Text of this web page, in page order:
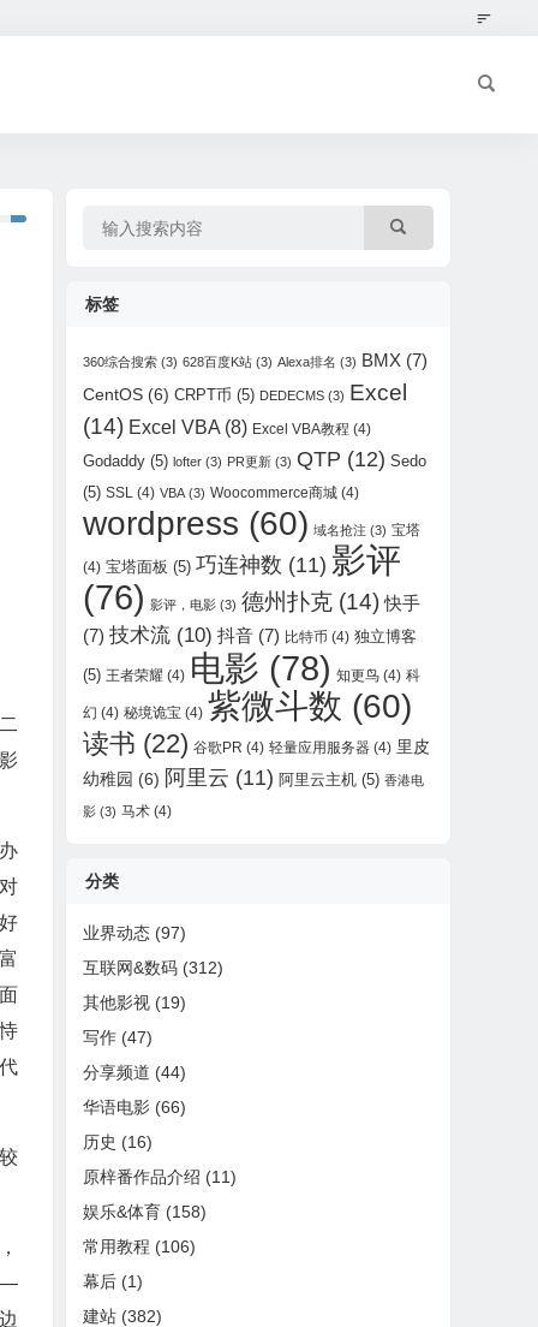
标签
360综合搜索 (3) 628百度K站 (3) Alexa排名 (3) BMX (7)
CentOS (6) CRPT币 (5) DEDECMS (3) Excel
(14) Excel VBA (8) Excel VBA教程 (4)
Godaddy (5) lofter (3) PR更新 (3) QTP (12) Sedo
(5) SSL (4) VBA (3) Woocommerce商城 (4)
wordpress (60) 域名抢注 (3) 宝塔
(4) 宝塔面板 (5) 巧连神数 (11) 影评
(76) 影评，电影 (3) 德州扑克 (14) 快手
(7) 技术流 (10) 抖音 (7) 比特币 (4) 独立博客
(5) 王者荣耀 (4) 电影 (78) 知更鸟 (4) 科
幻 (4) 秘境诡宝 (4) 紫微斗数 (60)
读书 (22) 谷歌PR (4) 轻量应用服务器 (4) 里皮
幼稚园 (6) 阿里云 (11) 阿里云主机 (5) 香港电
影 (3) 马术 (4)
分类
业界动态 (97)
互联网&数码 (312)
其他影视 (19)
写作 (47)
分享频道 (44)
华语电影 (66)
历史 (16)
原梓番作品介绍 (11)
娱乐&体育 (158)
常用教程 (106)
幕后 (1)
建站 (382)